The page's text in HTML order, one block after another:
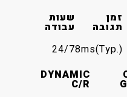
שעות
עבודה
24/7
DYNAMIC